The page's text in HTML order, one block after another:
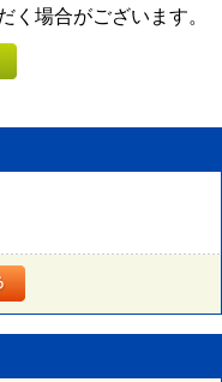
く場合がございます。